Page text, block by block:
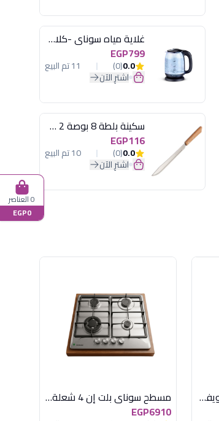
غلاية مياه سوناي -كلاسيك 2200 وات، 1.7 لتر زجاج اضائة ليد - MAR-3752
EGP799
0.0
(0) 11 تم البيع
اشترِ الآن
سكينة بلطة 8 بوصة 2 مسمار
EGP116
0.0
(0) 10 تم البيع
اشترِ الآن
MAR-3970 غلاية سوناى ويفى1.7بلاستيك احمر
مسطح سوناى بلت إن 4 شعلة 60 سم استانلس - حوامل زهر ومكونات إيطالية
EGP6910
0 العناصر
EGP0